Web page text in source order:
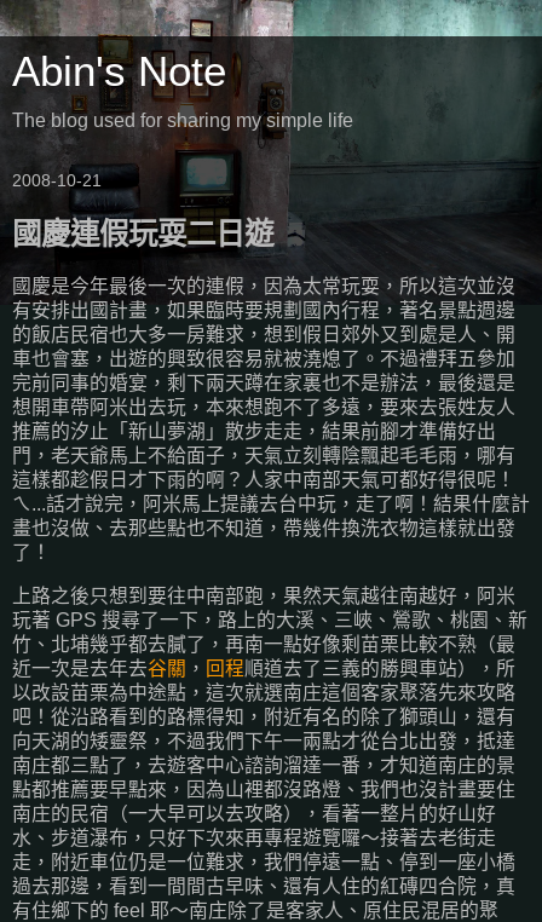
Abin's Note
The blog used for sharing my simple life
2008-10-21
國慶連假玩耍二日遊
國慶是今年最後一次的連假，因為太常玩耍，所以這次並沒
有安排出國計畫，如果臨時要規劃國內行程，著名景點週邊
的飯店民宿也大多一房難求，想到假日郊外又到處是人、開
車也會塞，出遊的興致很容易就被澆熄了。不過禮拜五參加
完前同事的婚宴，剩下兩天蹲在家裏也不是辦法，最後還是
想開車帶阿米出去玩，本來想跑不了多遠，要來去張姓友人
推薦的汐止「新山夢湖」散步走走，結果前腳才準備好出
門，老天爺馬上不給面子，天氣立刻轉陰飄起毛毛雨，哪有
這樣都趁假日才下雨的啊？人家中南部天氣可都好得很呢！
ㄟ...話才說完，阿米馬上提議去台中玩，走了啊！結果什麼計
畫也沒做、去那些點也不知道，帶幾件換洗衣物這樣就出發
了！
上路之後只想到要往中南部跑，果然天氣越往南越好，阿米
玩著 GPS 搜尋了一下，路上的大溪、三峽、鶯歌、桃園、新
竹、北埔幾乎都去膩了，再南一點好像剩苗栗比較不熟（最
近一次是去年去谷關 ， 回程順道去了三義的勝興車站），所
以改設苗栗為中途點，這次就選南庄這個客家聚落先來攻略
吧！從沿路看到的路標得知，附近有名的除了獅頭山，還有
向天湖的矮靈祭，不過我們下午一兩點才從台北出發，抵達
南庄都三點了，去遊客中心諮詢溜達一番，才知道南庄的景
點都推薦要早點來，因為山裡都沒路燈、我們也沒計畫要住
南庄的民宿（一大早可以去攻略），看著一整片的好山好
水、步道瀑布，只好下次來再專程遊覽囉～接著去老街走
走，附近車位仍是一位難求，我們停遠一點、停到一座小橋
過去那邊，看到一間間古早味、還有人住的紅磚四合院，真
有住鄉下的 feel 耶～南庄除了是客家人、原住民混居的聚